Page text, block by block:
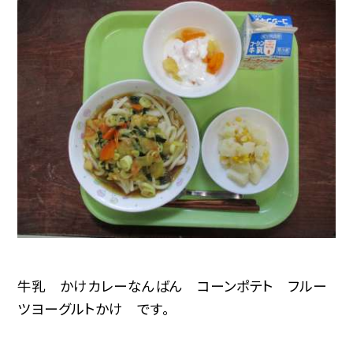
牛乳 かけカレーなんばん コーンポテト フルー
ツヨーグルトかけ です。